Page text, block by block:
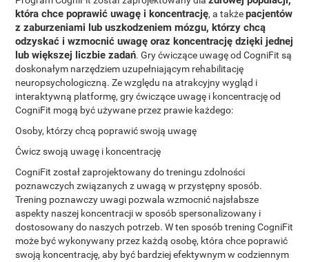
która chce poprawić uwagę i koncentrację, a takżepacjentów
z zaburzeniami lub uszkodzeniem mózgu, którzy chcą
odzyskać i wzmocnić uwagę oraz koncentrację dzięki jednej
lub większej liczbie zadań. Gry ćwiczące uwagę od CogniFit są
doskonałym narzędziem uzupełniającym rehabilitację
neuropsychologiczną. Ze względu na atrakcyjny wygląd i
interaktywną platformę, gry ćwiczące uwagę i koncentrację od
CogniFit mogą być używane przez prawie każdego:
Osoby, którzy chcą poprawić swoją uwagę
Ćwicz swoją uwagę i koncentrację
CogniFit został zaprojektowany do treningu zdolności
poznawczych związanych z uwagą w przystępny sposób.
Trening poznawczy uwagi pozwala wzmocnić najsłabsze
aspekty naszej koncentracji w sposób spersonalizowany i
dostosowany do naszych potrzeb. W ten sposób trening CogniFit
może być wykonywany przez każdą osobę, która chce poprawić
swoją koncentrację, aby być bardziej efektywnym w codziennym